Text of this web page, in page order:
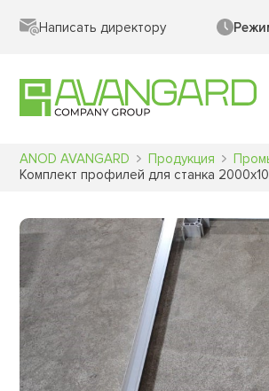
Написать директору
ANOD AVANGARD Продукция
Комплект профилей для станка